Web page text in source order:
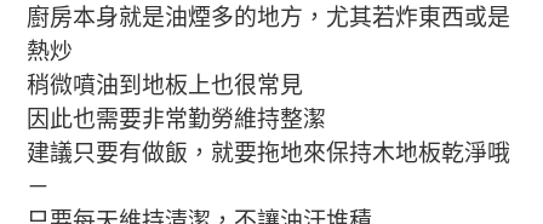
廚房本身就是油煙多的地方，尤其若炸東西或是
熱炒
稍微噴油到地板上也很常見
因此也需要非常勤勞維持整潔
建議只要有做飯，就要拖地來保持木地板乾淨哦
－